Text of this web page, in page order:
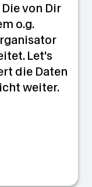
von Dir
o.g.
Let's
die Daten
weiter.